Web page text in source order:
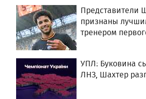
Представители
признаны
тренером
УПЛ: Буковина
ЛНЗ, Шахтер